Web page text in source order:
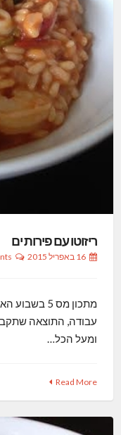
ריזוטו עם פירות ים
16 באפריל 2015
מתכון מס 5
עבודה, התוצאה
ומעל הכל…
Read More